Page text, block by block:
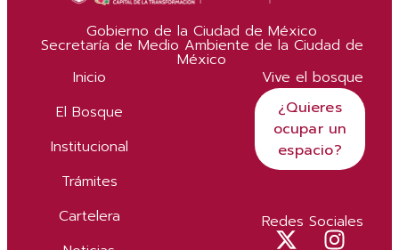
Gobierno de la Ciudad de México
Secretaría de Medio Ambiente de la Ciudad de
México
Inicio
El Bosque
Institucional
Trámites
Cartelera
Vive el bosque
¿Quieres
ocupar un
espacio?
Redes Sociales